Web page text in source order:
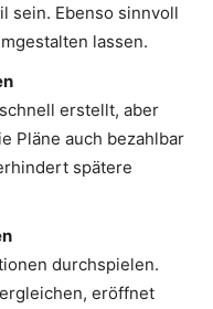
sein. Ebenso sinnvoll
lassen.
erstellt, aber
Pläne auch bezahlbar
spätere
durchspielen.
eröffnet